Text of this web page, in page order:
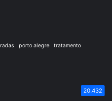
porto alegre tratamento
20.432